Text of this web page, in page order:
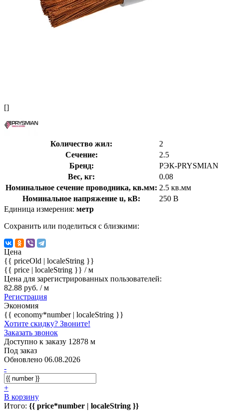
[]
Количество жил:
2
Сечение:
2.5
Бренд:
РЭК-PRYSMIAN
Вес, кг:
0.08
Номинальное сечение проводника, кв.мм: 2.5 кв.мм
Номинальное напряжение u, кВ:
250 В
Единица измерения: метр
Сохранить или поделиться с близкими:
Цена
{{ priceOld | localeString }}
{{ price | localeString }} / м
Цена для зарегистрированных пользователей:
82.88 руб. / м
Регистрация
Экономия
{{ economy*number | localeString }}
Хотите скидку? Звоните!
Заказать звонок
Доступно к заказу 12878 м
Под заказ
Обновлено 06.08.2026
-
+
В корзину
Итого: {{ price*number | localeString }}